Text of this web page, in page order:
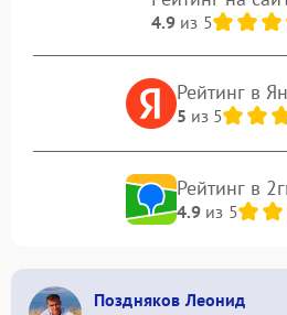
4.9из 5
Рейтинг в
5 из 5
Рейтинг в
4.9из 5
Поздняков Леонид